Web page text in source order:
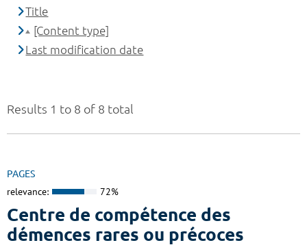
Results 1 to 8 of 8 total
PAGES
relevance: 72%
Centre de compétence des
démences rares ou précoces
Title
[Content type]
Last modification date